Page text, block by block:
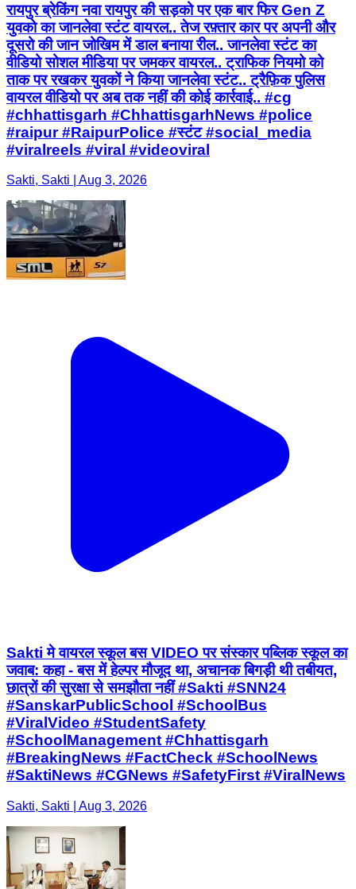
रायपुर ब्रेकिंग नवा रायपुर की सड़को पर एक बार फिर Gen Z
युवको का जानलेवा स्टंट वायरल.. तेज रफ़्तार कार पर अपनी और
दूसरो की जान जोखिम में डाल बनाया रील.. जानलेवा स्टंट का
वीडियो सोशल मीडिया पर जमकर वायरल.. ट्राफिक नियमो को
ताक पर रखकर युवकों ने किया जानलेवा स्टंट.. ट्रैफ़िक पुलिस
वायरल वीडियो पर अब तक नहीं की कोई कार्रवाई.. #cg
#chhattisgarh #ChhattisgarhNews #police
#raipur #RaipurPolice #स्टंट #social_media
#viralreels #viral #videoviral
Sakti, Sakti | Aug 3, 2026
Sakti मे वायरल स्कूल बस VIDEO पर संस्कार पब्लिक स्कूल का
जवाब: कहा - बस में हेल्पर मौजूद था, अचानक बिगड़ी थी तबीयत,
छात्रों की सुरक्षा से समझौता नहीं #Sakti #SNN24
#SanskarPublicSchool #SchoolBus
#ViralVideo #StudentSafety
#SchoolManagement #Chhattisgarh
#BreakingNews #FactCheck #SchoolNews
#SaktiNews #CGNews #SafetyFirst #ViralNews
Sakti, Sakti | Aug 3, 2026